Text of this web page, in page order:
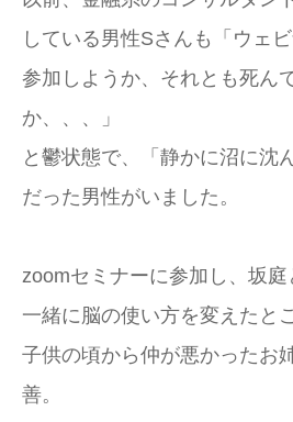
している男性Sさんも「ウェ
参加しようか、それとも死ん
か、、、」
と鬱状態で、「静かに沼に沈
だった男性がいました。
zoomセミナーに参加し、坂庭
一緒に脳の使い方を変えたと
子供の頃から仲が悪かったお
善。